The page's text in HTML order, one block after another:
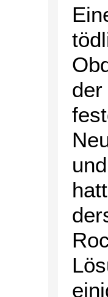
der